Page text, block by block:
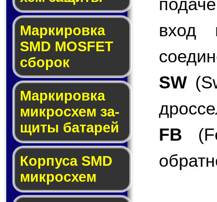
Мар­ки­ров­ка
SMD MOSFET
сбо­рок
Мар­ки­ров­ка
мик­ро­схем за­
щи­ты ба­та­рей
Корпуса SMD
мик­ро­схем
вход
SW
FB